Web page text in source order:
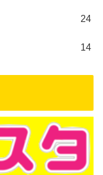
24
14